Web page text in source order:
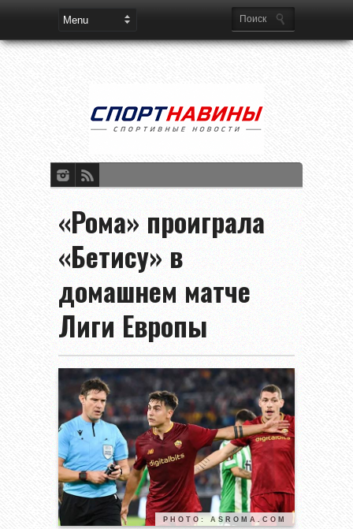
«Рома» проиграла
«Бетису» в
домашнем матче
Лиги Европы
PHOTO: ASROMA.COM